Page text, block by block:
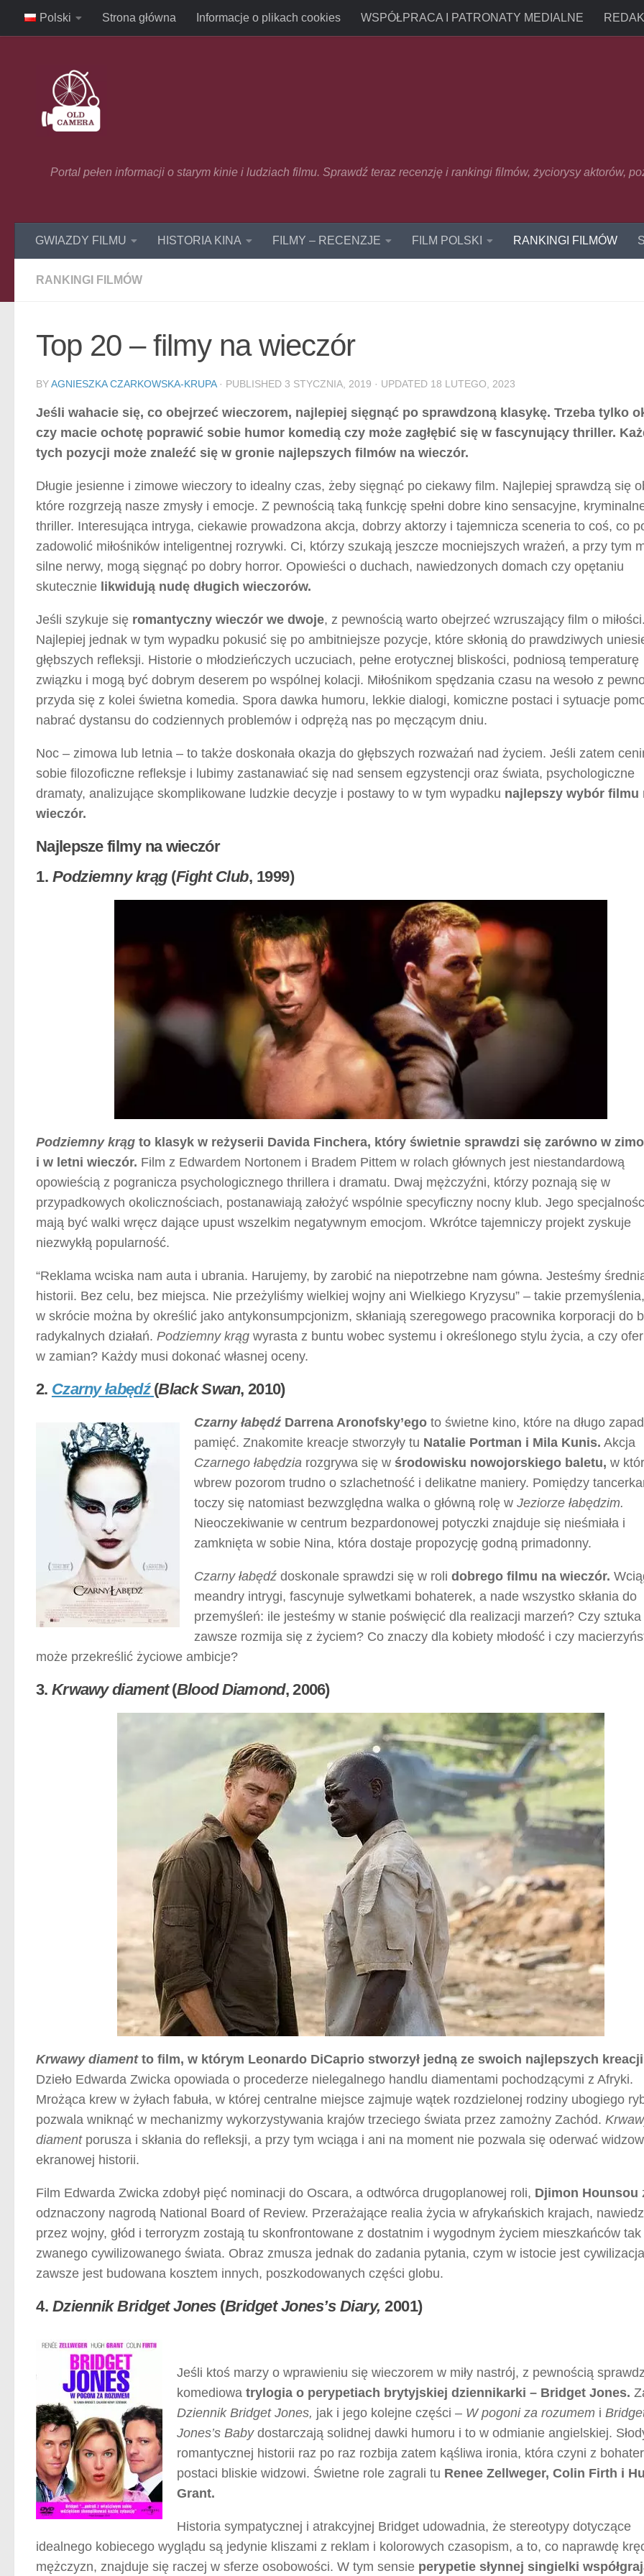
Skip to content
Polski Strona główna Informacje o plikach cookies WSPÓŁPRACA I PATRONATY MEDIALNE
Portal pełen informacji o starym kinie i ludziach filmu. Sprawdź teraz recenzję i rankingi filmów, życiorysy aktorów,
GWIAZDY FILMU HISTORIA KINA FILMY – RECENZJE FILM POLSKI RANKINGI FILMÓW
RANKINGI FILMÓW
Top 20 – filmy na wieczór
BYAGNIESZKA CZARKOWSKA-KRUPA · PUBLISHED 3 STYCZNIA, 2019 · UPDATED 18 LUTEGO, 2023
Jeśli wahacie się, co obejrzeć wieczorem, najlepiej sięgnąć po sprawdzoną klasykę. Trzeba tylko
czy macie ochotę poprawić sobie humor komedią czy może zagłębić się w fascynujący thriller.
tych pozycji może znaleźć się w gronie najlepszych filmów na wieczór.
Długie jesienne i zimowe wieczory to idealny czas, żeby sięgnąć po ciekawy film. Najlepiej sprawdzą się
które rozgrzeją nasze zmysły i emocje. Z pewnością taką funkcję spełni dobre kino sensacyjne,
thriller. Interesująca intryga, ciekawie prowadzona akcja, dobrzy aktorzy i tajemnicza sceneria to coś, co
zadowolić miłośników inteligentnej rozrywki. Ci, którzy szukają jeszcze mocniejszych wrażeń, a przy tym
silne nerwy, mogą sięgnąć po dobry horror. Opowieści o duchach, nawiedzonych domach czy opętaniu
skutecznie likwidują nudę długich wieczorów.
Jeśli szykuje się romantyczny wieczór we dwoje, z pewnością warto obejrzeć wzruszający film o
Najlepiej jednak w tym wypadku pokusić się po ambitniejsze pozycje, które skłonią do prawdziwych
głębszych refleksji. Historie o młodzieńczych uczuciach, pełne erotycznej bliskości, podniosą temperaturę
związku i mogą być dobrym deserem po wspólnej kolacji. Miłośnikom spędzania czasu na wesoło z
przyda się z kolei świetna komedia. Spora dawka humoru, lekkie dialogi, komiczne postaci i sytuacje
nabrać dystansu do codziennych problemów i odprężą nas po męczącym dniu.
Noc – zimowa lub letnia – to także doskonała okazja do głębszych rozważań nad życiem. Jeśli zatem
sobie filozoficzne refleksje i lubimy zastanawiać się nad sensem egzystencji oraz świata, psychologiczne
dramaty, analizujące skomplikowane ludzkie decyzje i postawy to w tym wypadku najlepszy wybór filmu
wieczór.
Najlepsze filmy na wieczór
1. Podziemny krąg(Fight Club, 1999)
Podziemny krąg to klasyk w reżyserii Davida Finchera, który świetnie sprawdzi się zarówno w
i w letni wieczór. Film z Edwardem Nortonem i Bradem Pittem w rolach głównych jest niestandardową
opowieścią z pogranicza psychologicznego thrillera i dramatu. Dwaj mężczyźni, którzy poznają się w
przypadkowych okolicznościach, postanawiają założyć wspólnie specyficzny nocny klub. Jego
mają być walki wręcz dające upust wszelkim negatywnym emocjom. Wkrótce tajemniczy projekt zyskuje
niezwykłą popularność.
“Reklama wciska nam auta i ubrania. Harujemy, by zarobić na niepotrzebne nam gówna. Jesteśmy
historii. Bez celu, bez miejsca. Nie przeżyliśmy wielkiej wojny ani Wielkiego Kryzysu” – takie
w skrócie można by określić jako antykonsumpcjonizm, skłaniają szeregowego pracownika korporacji do
radykalnych działań. Podziemny krąg wyrasta z buntu wobec systemu i określonego stylu życia, a czy
w zamian? Każdy musi dokonać własnej oceny.
2. Czarny łabędź (Black Swan, 2010)
Czarny łabędź Darrena Aronofsky’ego to świetne kino, które na długo
pamięć. Znakomite kreacje stworzyły tu Natalie Portman i Mila Kunis. Akcja
Czarnego łabędzia rozgrywa się w środowisku nowojorskiego baletu, w
wbrew pozorom trudno o szlachetność i delikatne maniery. Pomiędzy
toczy się natomiast bezwzględna walka o główną rolę w Jeziorze łabędzim.
Nieoczekiwanie w centrum bezpardonowej potyczki znajduje się nieśmiała i
zamknięta w sobie Nina, która dostaje propozycję godną primadonny.
Czarny łabędź doskonale sprawdzi się w roli dobrego filmu na wieczór.
meandry intrygi, fascynuje sylwetkami bohaterek, a nade wszystko skłania do
przemyśleń: ile jesteśmy w stanie poświęcić dla realizacji marzeń? Czy sztuka
zawsze rozmija się z życiem? Co znaczy dla kobiety młodość i czy
może przekreślić życiowe ambicje?
3. Krwawy diament(Blood Diamond, 2006)
Krwawy diamentto film, w którym Leonardo DiCaprio stworzył jedną ze swoich najlepszych
Dzieło Edwarda Zwicka opowiada o procederze nielegalnego handlu diamentami pochodzącymi z Afryki.
Mrożąca krew w żyłach fabuła, w której centralne miejsce zajmuje wątek rozdzielonej rodziny ubogiego
pozwala wniknąć w mechanizmy wykorzystywania krajów trzeciego świata przez zamożny Zachód.
diamentporusza i skłania do refleksji, a przy tym wciąga i ani na moment nie pozwala się oderwać
ekranowej historii.
Film Edwarda Zwicka zdobył pięć nominacji do Oscara, a odtwórca drugoplanowej roli, Djimon Hounsou
odznaczony nagrodą National Board of Review. Przerażające realia życia w afrykańskich krajach,
przez wojny, głód i terroryzm zostają tu skonfrontowane z dostatnim i wygodnym życiem mieszkańców tak
zwanego cywilizowanego świata. Obraz zmusza jednak do zadania pytania, czym w istocie jest
zawsze jest budowana kosztem innych, poszkodowanych części globu.
4. Dziennik Bridget Jones(Bridget Jones’s Diary, 2001)
Jeśli ktoś marzy o wprawieniu się wieczorem w miły nastrój, z pewnością
komediowa trylogia o perypetiach brytyjskiej dziennikarki – Bridget Jones.
Dziennik Bridget Jones, jak i jego kolejne części – W pogoni za rozumem i
Jones’s Babydostarczają solidnej dawki humoru i to w odmianie angielskiej.
romantycznej historii raz po raz rozbija zatem kąśliwa ironia, która czyni z
postaci bliskie widzowi. Świetne role zagrali tu Renee Zellweger, Colin Firth i
Grant.
Historia sympatycznej i atrakcyjnej Bridget udowadnia, że stereotypy dotyczące
idealnego kobiecego wyglądu są jedynie kliszami z reklam i kolorowych czasopism, a to, co naprawdę
mężczyzn, znajduje się raczej w sferze osobowości. W tym sensie perypetie słynnej singielki